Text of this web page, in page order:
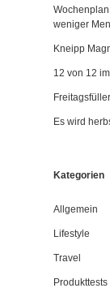
weniger
Kneipp
12 von 12
Es wird
Kategorien
Allgemein
Lifestyle
Travel
Produkttests